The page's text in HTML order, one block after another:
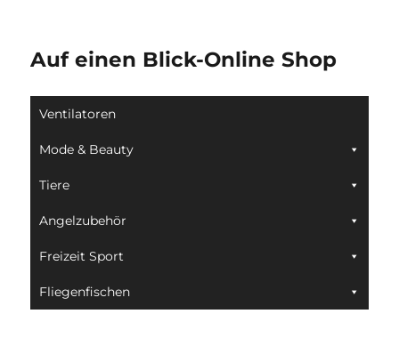
Auf einen Blick-Online Shop
Ventilatoren
Mode & Beauty
Tiere
Angelzubehör
Freizeit Sport
Fliegenfischen